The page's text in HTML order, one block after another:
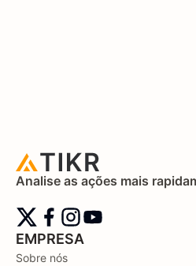
Analise as ações mais
EMPRESA
Sobre nós